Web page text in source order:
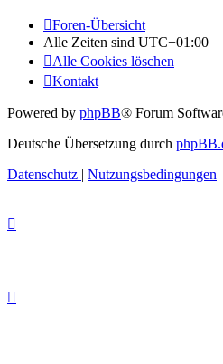
Foren-Übersicht
Alle Zeiten sind UTC+01:00
Alle Cookies löschen
Kontakt
Powered by phpBB® Forum
Deutsche Übersetzung durch
Datenschutz | Nutzungsbedingungen